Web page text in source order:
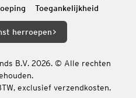
Toegankelijkheid
herroepen
B.V. 2026. © Alle rechten
exclusief verzendkosten.